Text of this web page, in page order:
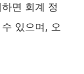
면 회계 정
있으며, 오